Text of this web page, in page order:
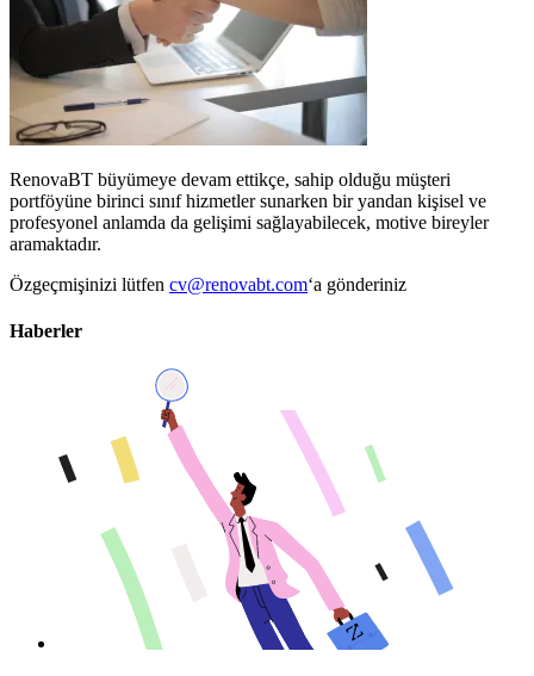
RenovaBT büyümeye devam ettikçe, sahip olduğu müşteri
portföyüne birinci sınıf hizmetler sunarken bir yandan kişisel ve
profesyonel anlamda da gelişimi sağlayabilecek, motive bireyler
aramaktadır.
Özgeçmişinizi lütfen cv@renovabt.com‘a gönderiniz
Haberler